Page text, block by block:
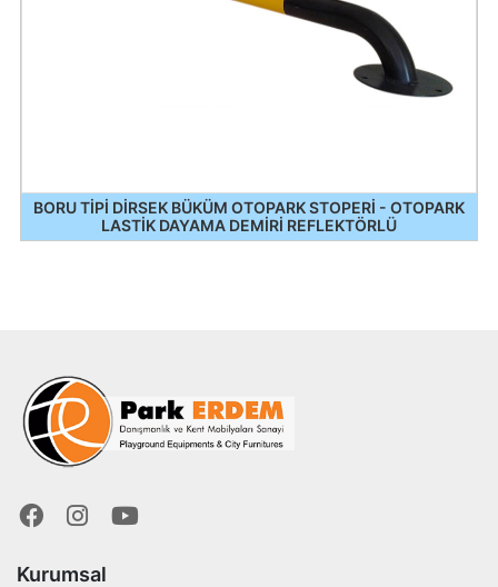
BORU TİPİ DİRSEK BÜKÜM OTOPARK STOPERİ - OTOPARK
LASTİK DAYAMA DEMİRİ REFLEKTÖRLÜ
Kurumsal